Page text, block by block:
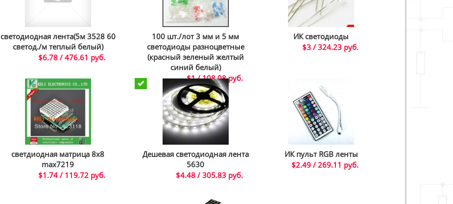
светодиодная лента(5м 3528 60
светод./м теплый белый)
$6.78 / 476.61 руб.
100 шт./лот 3 мм и 5 мм
светодиоды разноцветные
(красный зеленый желтый
синий белый)
$1 / 108.08 руб.
ИК светодиоды
$3 / 324.23 руб.
светдиодная матрица 8х8
max7219
$1.74 / 119.72 руб.
Дешевая светодиодная лента
5630
$4.48 / 305.83 руб.
ИК пульт RGB ленты
$2.49 / 269.11 руб.